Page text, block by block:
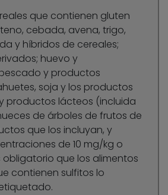
que contienen gluten
cebada, avena, trigo,
y híbridos de cereales;
huevo y
y productos
soja y los productos
productos lácteos (incluida
de árboles de frutos de
que los incluyan, y
de 10 mg/kg o
obligatorio que los alimentos
contienen sulfitos lo